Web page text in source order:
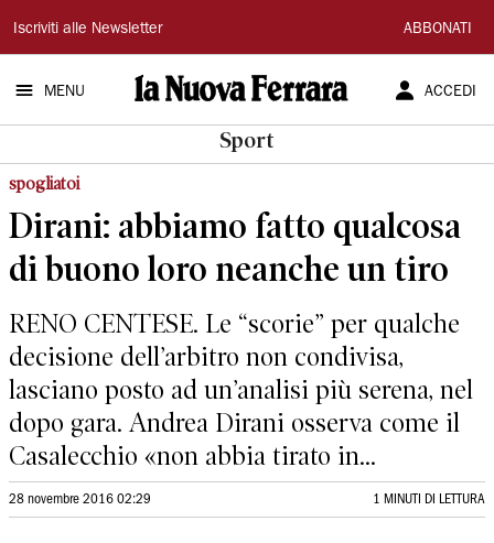
La
Nuova
Ferrara
Iscriviti alle Newsletter ABBONATI
MENU ACCEDI
Sport
spogliatoi
Dirani: abbiamo fatto qualcosa
di buono loro neanche un tiro
RENO CENTESE. Le “scorie” per qualche
decisione dell’arbitro non condivisa,
lasciano posto ad un’analisi più serena, nel
dopo gara. Andrea Dirani osserva come il
Casalecchio «non abbia tirato in...
28 novembre 2016 02:29 1 MINUTI DI LETTURA